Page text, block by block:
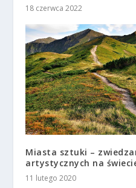
18 czerwca 2022
Miasta sztuki –
artystycznych na
11 lutego 2020